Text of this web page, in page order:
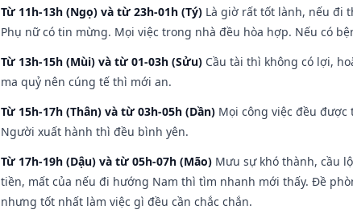
Từ 11h-13h (Ngọ) và từ 23h-01h (Tý) Là giờ rất tốt lành, nếu đi
Phụ nữ có tin mừng. Mọi việc trong nhà đều hòa hợp. Nếu có
Từ 13h-15h (Mùi) và từ 01-03h (Sửu) Cầu tài thì không có lợi,
ma quỷ nên cúng tế thì mới an.
Từ 15h-17h (Thân) và từ 03h-05h (Dần) Mọi công việc đều
Người xuất hành thì đều bình yên.
Từ 17h-19h (Dậu) và từ 05h-07h (Mão) Mưu sự khó thành, cầu
tiền, mất của nếu đi hướng Nam thì tìm nhanh mới thấy. Đề
nhưng tốt nhất làm việc gì đều cần chắc chắn.